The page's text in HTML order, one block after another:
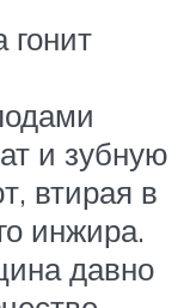
и зубную
втирая в
инжира.
давно